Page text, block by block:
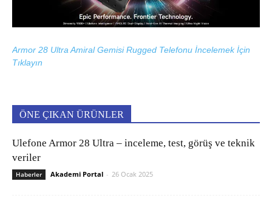
Armor 28 Ultra Amiral Gemisi Rugged Telefonu İncelemek İçin
Tıklayın
ÖNE ÇIKAN ÜRÜNLER
Ulefone Armor 28 Ultra – inceleme, test, görüş ve teknik
veriler
Haberler Akademi Portal - 26 Ocak 2025